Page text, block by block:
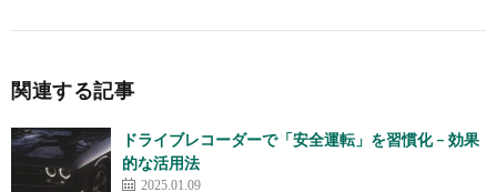
関連する記事
ドライブレコーダーで「安全運転」を習慣化 – 効果
的な活用法
2025.01.09